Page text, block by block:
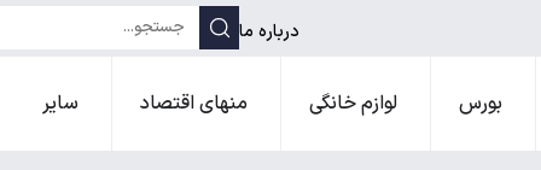
درباره ما
بورس لوازم خانگی منهای اقتصاد سایر